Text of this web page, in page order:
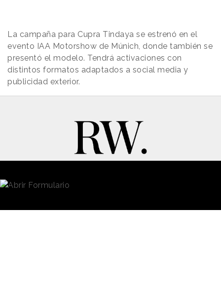
La campaña para Cupra Tindaya se estrenó en el
evento IAA Motorshow de Múnich, donde también se
presentó el modelo. Tendrá activaciones con
distintos formatos adaptados a social media y
publicidad exterior.
Contacto